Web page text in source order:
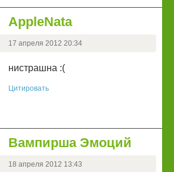
AppleNata
17 апреля 2012 20:34
нистрашна :(
Цитировать
Вампирша Эмоций
18 апреля 2012 13:43